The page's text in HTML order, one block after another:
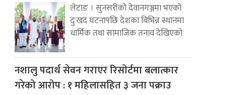
लेटाङ । सुनसरीको देवानगञ्जमा भएको
दुःखद घटनापछि देशका विभिन्न स्थानमा
धार्मिक तथा सामाजिक तनाव देखिएको
नशालु पदार्थ सेवन गराएर रिसोर्टमा बलात्कार
गरेको आरोप : १ महिलासहित ३ जना पक्राउ